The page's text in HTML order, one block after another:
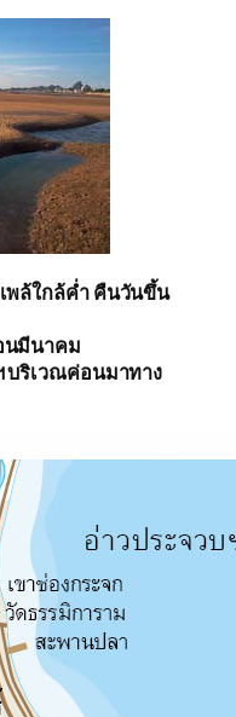
พล้ใกล้ค่ำ คืนวันขึ้น
นมีนาคม
บริเวณค่อนมาทาง